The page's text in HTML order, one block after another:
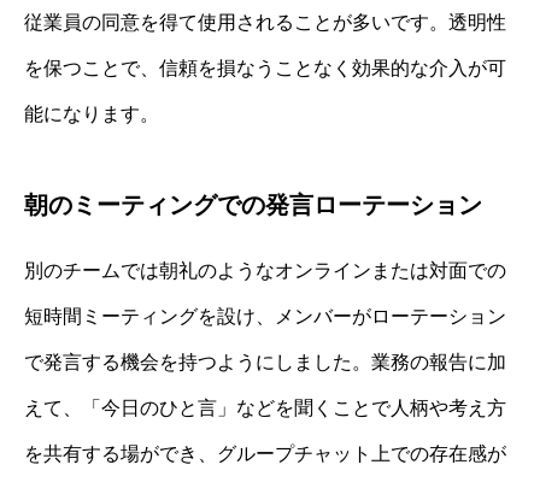
従業員の同意を得て使用されることが多いです。透明性
を保つことで、信頼を損なうことなく効果的な介入が可
能になります。
朝のミーティングでの発言ローテーション
別のチームでは朝礼のようなオンラインまたは対面での
短時間ミーティングを設け、メンバーがローテーション
で発言する機会を持つようにしました。業務の報告に加
えて、「今日のひと言」などを聞くことで人柄や考え方
を共有する場ができ、グループチャット上での存在感が